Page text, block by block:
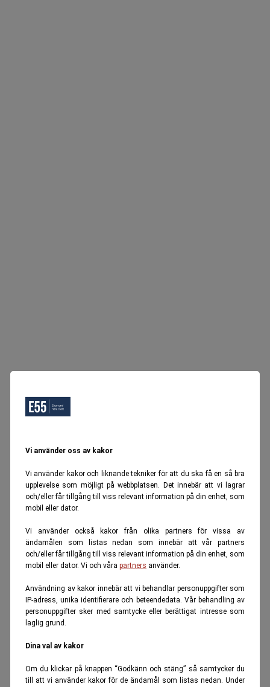
Vi använder oss av kakor
Vi använder kakor och liknande tekniker för att du ska få en så bra
upplevelse som möjligt på webbplatsen. Det innebär att vi lagrar
och/eller får tillgång till viss relevant information på din enhet, som
mobil eller dator.
Vi använder också kakor från olika partners för vissa av
ändamålen som listas nedan som innebär att vår partners
och/eller får tillgång till viss relevant information på din enhet, som
mobil eller dator. Vi och våra partners använder.
Användning av kakor innebär att vi behandlar personuppgifter som
IP-adress, unika identifierare och beteendedata. Vår behandling av
personuppgifter sker med samtycke eller berättigat intresse som
laglig grund.
Dina val av kakor
Om du klickar på knappen “Godkänn och stäng” så samtycker du
till att vi använder kakor för de ändamål som listas nedan. Under